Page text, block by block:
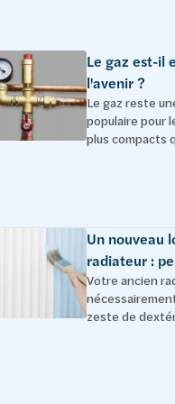
Le gaz est-il
l'avenir ?
Le gaz reste
populaire pour
plus compacts
Un nouveau
radiateur :
Votre ancien
zeste de